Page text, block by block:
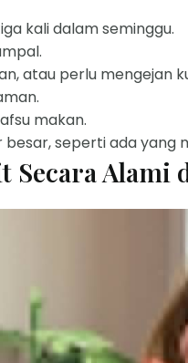
kali dalam seminggu.
atau perlu mengejan
makan.
seperti ada yang
Secara Alami